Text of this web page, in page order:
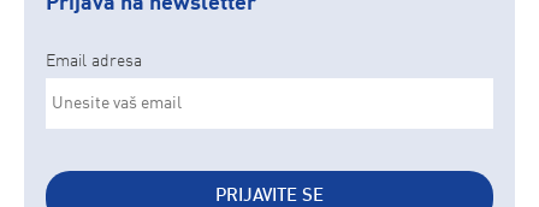
Email adresa
PRIJAVITE SE